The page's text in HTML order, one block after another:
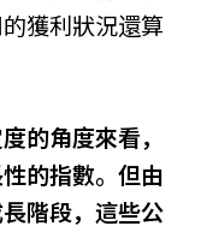
獲利狀況還算
的角度來看，
的指數。但由
階段，這些公